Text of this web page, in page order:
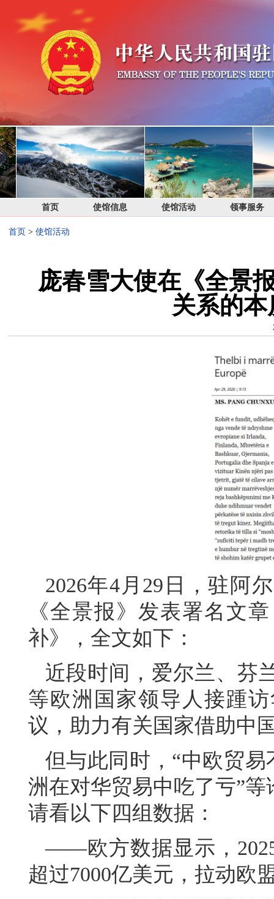
首页 使馆信息 使馆活动 领事服务
首页 > 使馆活动
庞春雪大使在《全景
关系的
2026年4月29日，驻阿
《全景报》发表署名文
补》，全文如下：
近段时间，爱尔兰、芬
等欧洲国家领导人接踵
议，助力有关国家借助中
但与此同时，“中欧贸易
洲在对华贸易中吃了亏”
请看以下四组数据：
——欧方数据显示，
超过7000亿美元，拉动欧